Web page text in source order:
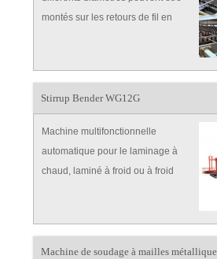
montés sur les retours de fil en
Stirrup Bender WG12G
Machine multifonctionnelle
automatique pour le laminage à
chaud, laminé à froid ou à froid
Machine de soudage à mailles